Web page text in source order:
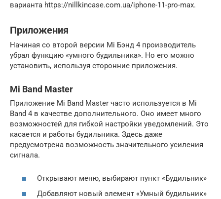
варианта https://nillkincase.com.ua/iphone-11-pro-max.
Приложения
Начиная со второй версии Mi Бэнд 4 производитель
убрал функцию «умного будильника». Но его можно
установить, используя сторонние приложения.
Mi Band Master
Приложение Mi Band Master часто используется в Mi
Band 4 в качестве дополнительного. Оно имеет много
возможностей для гибкой настройки уведомлений. Это
касается и работы будильника. Здесь даже
предусмотрена возможность значительного усиления
сигнала.
Открывают меню, выбирают пункт «Будильник»
Добавляют новый элемент «Умный будильник»